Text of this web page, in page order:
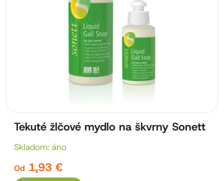
Tekuté žlčové mydlo na škvrny Sonett
Skladom: áno
Od 1,93 €